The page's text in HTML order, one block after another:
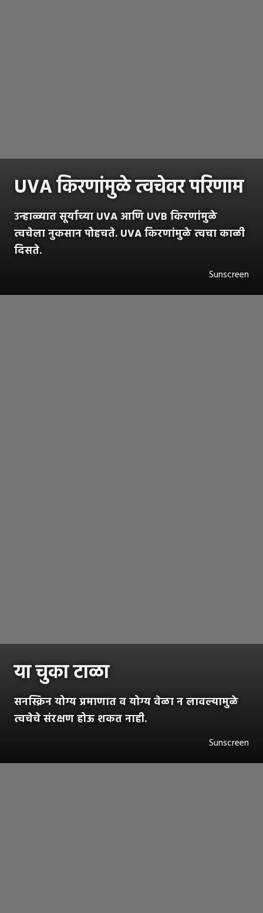
UVA किरणांमुळे त्वचेवर परिणाम
उन्हाळ्यात सूर्याच्या UVA आणि UVB किरणांमुळे
त्वचेला नुकसान पोहचते. UVA किरणांमुळे त्वचा काळी
दिसते.
Sunscreen
या चुका टाळा
सनस्क्रिन योग्य प्रमाणात व योग्य वेळा न लावल्यामुळे
त्वचेचे संरक्षण होऊ शकत नाही.
Sunscreen